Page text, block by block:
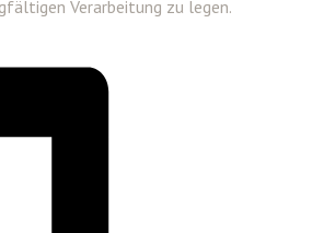
Verarbeitung zu legen.